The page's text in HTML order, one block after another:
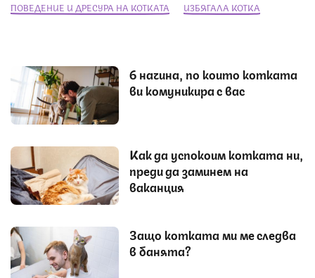
ПОВЕДЕНИЕ И ДРЕСУРА НА КОТКАТА
ИЗБЯГАЛА КОТКА
6 начина, по които котката
ви комуникира с вас
Как да успокоим котката ни,
преди да заминем на
ваканция
Защо котката ми ме следва
в банята?